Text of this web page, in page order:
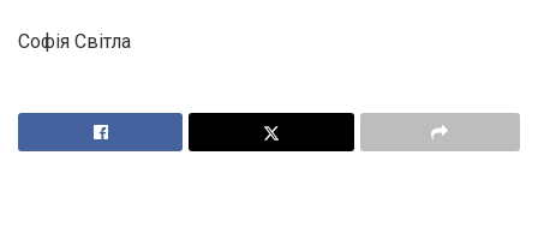
Софія Світла